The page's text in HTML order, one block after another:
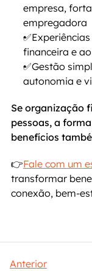
empresa,
empregadora
financeira e
✅Gestão
autonomia e
Se organização
pessoas, a
benefícios
👉Fale com um
transformar
conexão, bem-
Anterior